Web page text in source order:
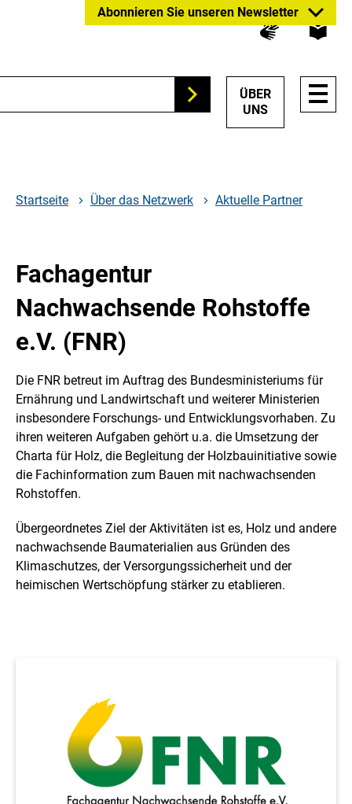
Hauptnavigation
Abonnieren Sie unseren Newsletter
Suchen
ÜBER
UNS
Startseite Über das Netzwerk Aktuelle Partner
Fachagentur
Nachwachsende Rohstoffe
e.V. (FNR)
A
l
l
g
e
m
e
i
Die FNR betreut im Auftrag des Bundesministeriums für
Ernährung und Landwirtschaft und weiterer Ministerien
insbesondere Forschungs- und Entwicklungsvorhaben. Zu
ihren weiteren Aufgaben gehört u.a. die Umsetzung der
Charta für Holz, die Begleitung der Holzbauinitiative sowie
die Fachinformation zum Bauen mit nachwachsenden
Rohstoffen.
Übergeordnetes Ziel der Aktivitäten ist es, Holz und andere
nachwachsende Baumaterialien aus Gründen des
Klimaschutzes, der Versorgungssicherheit und der
heimischen Wertschöpfung stärker zu etablieren.